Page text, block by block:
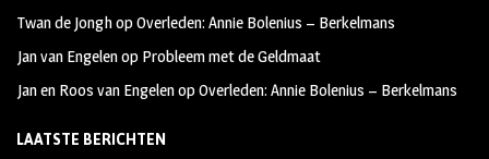
Twan de JonghopOverleden: Annie Bolenius – Berkelmans
Jan van Engelenop Probleem met de Geldmaat
Jan en Roos van EngelenopOverleden: Annie Bolenius – Berkelmans
LAATSTE BERICHTEN